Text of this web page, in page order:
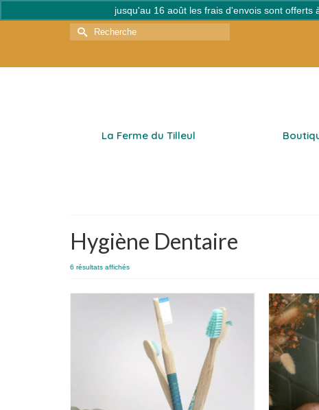
jusqu'au 16 août les frais d'envois sont
Rechercher :
La Ferme du Tilleul
Hygiène Dentaire
6 résultats affichésTrié